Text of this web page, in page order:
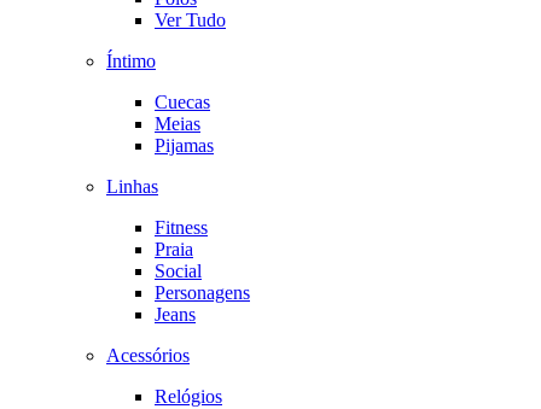
Ver Tudo
Íntimo
Cuecas
Meias
Pijamas
Linhas
Fitness
Praia
Social
Personagens
Jeans
Acessórios
Relógios